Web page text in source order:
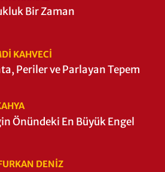
Bir Zaman
KAHVECİ
Periler ve Parlayan Tepem
Önündeki En Büyük Engel
DENİZ